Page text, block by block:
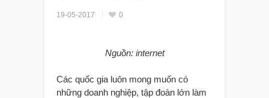
19-05-2017 0
Nguồn: internet
Các quốc gia luôn mong muốn có
những doanh nghiệp, tập đoàn lớn làm